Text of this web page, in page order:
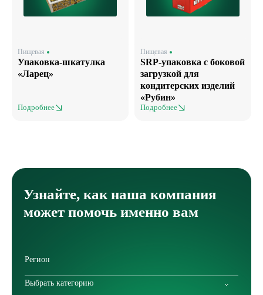
Пищевая
Упаковка-шкатулка
«Ларец»
Подробнее
Пищевая
SRP-упаковка с боковой
загрузкой для
кондитерских изделий
«Рубин»
Подробнее
Узнайте, как наша компания
может помочь именно вам
Выбрать категорию